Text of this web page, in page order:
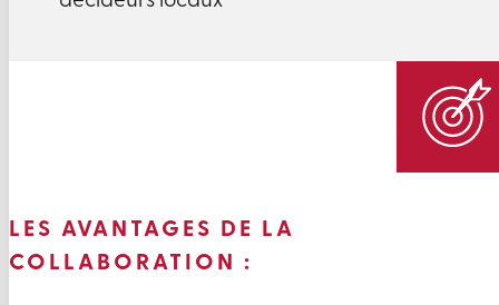
LES AVANTAGES DE LA
COLLABORATION :